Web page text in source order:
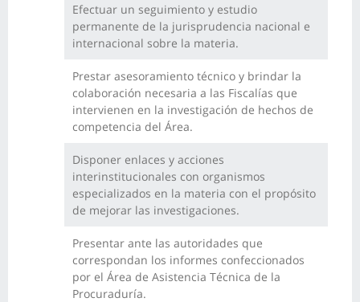
Efectuar un seguimiento y estudio
permanente de la jurisprudencia nacional e
internacional sobre la materia.
Prestar asesoramiento técnico y brindar la
colaboración necesaria a las Fiscalías que
intervienen en la investigación de hechos de
competencia del Área.
Disponer enlaces y acciones
interinstitucionales con organismos
especializados en la materia con el propósito
de mejorar las investigaciones.
Presentar ante las autoridades que
correspondan los informes confeccionados
por el Área de Asistencia Técnica de la
Procuraduría.